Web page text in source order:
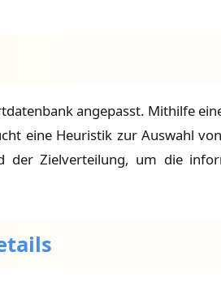
angepasst. Mithilfe
eine Heuristik zur Auswahl
der Zielverteilung, um die